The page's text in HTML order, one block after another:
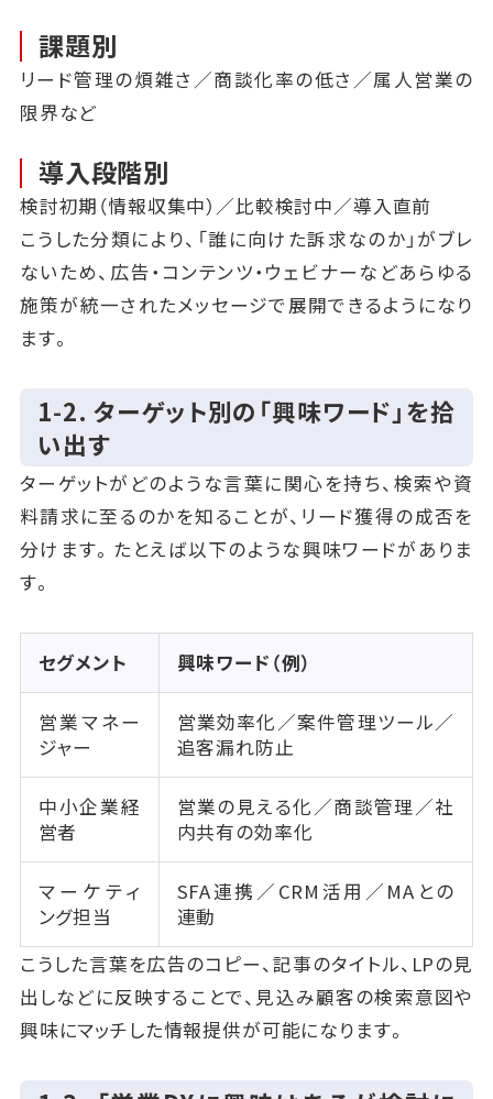
課題別
リード管理の煩雑さ／商談化率の低さ／属人営業の
限界など
導入段階別
検討初期（情報収集中）／比較検討中／導入直前
こうした分類により、「誰に向けた訴求なのか」がブレ
ないため、広告・コンテンツ・ウェビナーなどあらゆる
施策が統一されたメッセージで展開できるようになり
ます。
1‑2. ターゲット別の「興味ワード」を拾
い出す
ターゲットがどのような言葉に関心を持ち、検索や資
料請求に至るのかを知ることが、リード獲得の成否を
分けます。たとえば以下のような興味ワードがありま
す。
セグメント 興味ワード（例）
営業マネー
ジャー
営業効率化／案件管理ツール／
追客漏れ防止
中小企業経
営者
営業の見える化／商談管理／社
内共有の効率化
マーケティ
ング担当
SFA連携／CRM活用／MAとの
連動
こうした言葉を広告のコピー、記事のタイトル、LPの見
出しなどに反映することで、見込み顧客の検索意図や
興味にマッチした情報提供が可能になります。